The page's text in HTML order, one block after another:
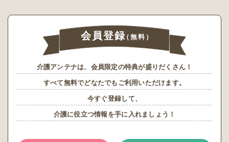
会員登録（無料）
介護アンテナは、会員限定の特典が盛りだくさん！
すべて無料でどなたでもご利用いただけます。
今すぐ登録して、
介護に役立つ情報を手に入れましょう！